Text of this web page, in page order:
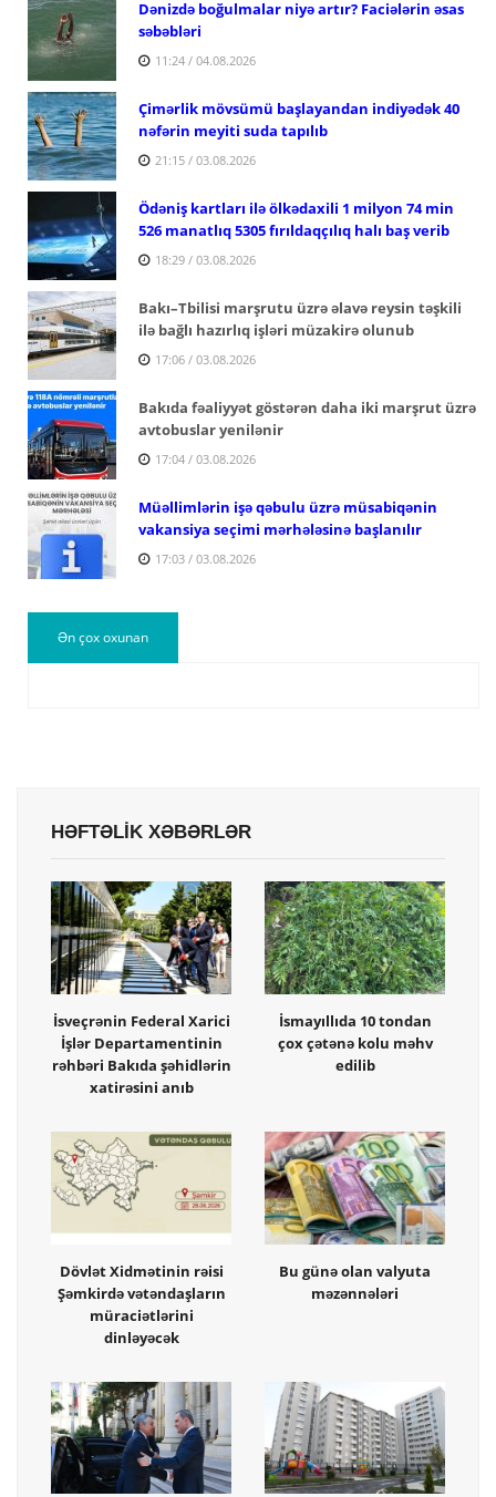
Dənizdə boğulmalar niyə artır? Faciələrin əsas
səbəbləri
11:24 / 04.08.2026
Çimərlik mövsümü başlayandan indiyədək 40
nəfərin meyiti suda tapılıb
21:15 / 03.08.2026
Ödəniş kartları ilə ölkədaxili 1 milyon 74 min
526 manatlıq 5305 fırıldaqçılıq halı baş verib
18:29 / 03.08.2026
Bakı–Tbilisi marşrutu üzrə əlavə reysin təşkili
ilə bağlı hazırlıq işləri müzakirə olunub
17:06 / 03.08.2026
Bakıda fəaliyyət göstərən daha iki marşrut üzrə
avtobuslar yenilənir
17:04 / 03.08.2026
Müəllimlərin işə qəbulu üzrə müsabiqənin
vakansiya seçimi mərhələsinə başlanılır
17:03 / 03.08.2026
Ən çox oxunan
HƏFTƏLİK XƏBƏRLƏR
İsveçrənin Federal Xarici
İşlər Departamentinin
rəhbəri Bakıda şəhidlərin
xatirəsini anıb
İsmayıllıda 10 tondan
çox çətənə kolu məhv
edilib
Dövlət Xidmətinin rəisi
Şəmkirdə vətəndaşların
müraciətlərini
dinləyəcək
Bu günə olan valyuta
məzənnələri